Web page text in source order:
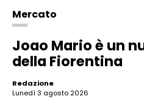
Mercato
Joao Mario è un
della Fiorentina
Redazione
lunedì 3 agosto 2026